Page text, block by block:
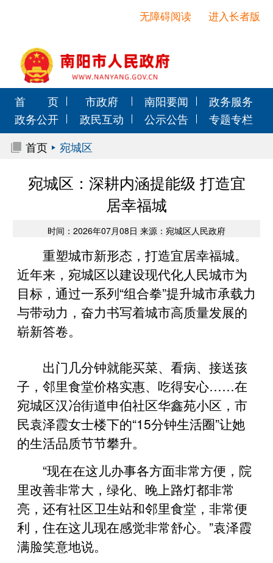
进入长者版
无障碍阅读
首 页 市政府 南阳要闻
政务服务
政务公开
政民互动 公示公告
专题专栏
首页
宛城区
宛城区：深耕内涵提能级 打造宜
居幸福城
时间：2026年07月08日 来源：宛城区人民政府
重塑城市新形态，打造宜居幸福城。
近年来，宛城区以建设现代化人民城市为
目标，通过一系列“组合拳”提升城市承载力
与带动力，奋力书写着城市高质量发展的
崭新答卷。
出门几分钟就能买菜、看病、接送孩
子，邻里食堂价格实惠、吃得安心……在
宛城区汉冶街道申伯社区华鑫苑小区，市
民袁泽霞女士楼下的“15分钟生活圈”让她
的生活品质节节攀升。
“现在在这儿办事各方面非常方便，院
里改善非常大，绿化、晚上路灯都非常
亮，还有社区卫生站和邻里食堂，非常便
利，住在这儿现在感觉非常舒心。”袁泽霞
满脸笑意地说。